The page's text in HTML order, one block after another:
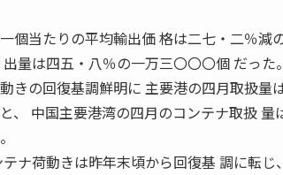
個当たりの平均輸出価 格は二七・二％減
量は四五・八％の一万三〇〇〇個 だった。
きの回復基調鮮明に 主要港の四月取扱
、 中国主要港湾の四月のコンテナ取扱
ナ荷動きは昨年末頃から回復基 調に転じ